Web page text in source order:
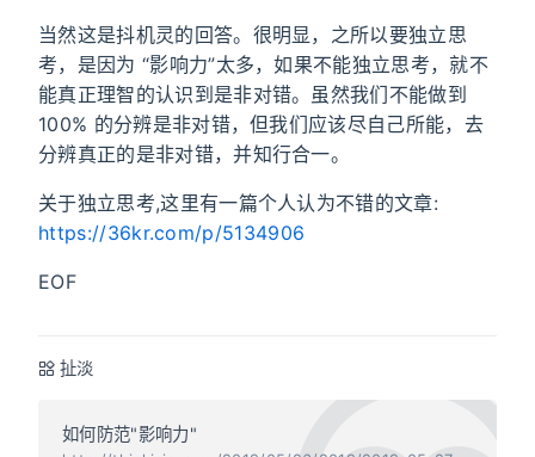
当然这是抖机灵的回答。很明显，之所以要独立思
考，是因为 “影响力”太多，如果不能独立思考，就不
能真正理智的认识到是非对错。虽然我们不能做到
100% 的分辨是非对错，但我们应该尽自己所能，去
分辨真正的是非对错，并知行合一。
关于独立思考,这里有一篇个人认为不错的文章:
https://36kr.com/p/5134906
EOF
扯淡
如何防范"影响力"